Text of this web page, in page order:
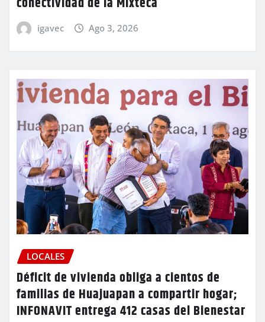
igavec Ago 3, 2026
LOCALES
Déficit de vivienda obliga a cientos de
familias de Huajuapan a compartir hogar;
INFONAVIT entrega 412 casas del Bienestar